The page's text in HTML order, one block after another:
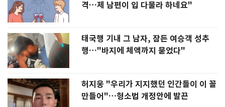
격…제 남편이 입 다물라 하네요"
태국행 기내 그 남자, 잠든 여승객 성추
행…"바지에 체액까지 묻었다"
허지웅 "우리가 지지했던 인간들이 이 꼴
만들어"…형소법 개정안에 발끈